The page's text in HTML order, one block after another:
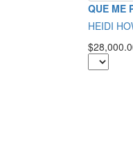
QUE ME
HEIDI